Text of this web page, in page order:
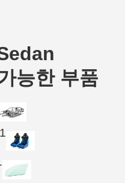
능한 부품
1